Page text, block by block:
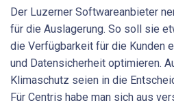
Der Luzerner Softwareanbieter
für die Auslagerung. So soll sie
die Verfügbarkeit für die Kunden
und Datensicherheit optimieren.
Klimaschutz seien in die
Für Centris habe man sich aus